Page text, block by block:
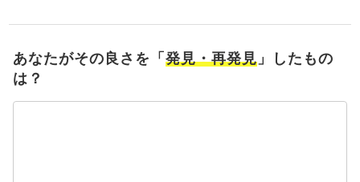
あなたがその良さを「発見・再発見 」したもの
は？